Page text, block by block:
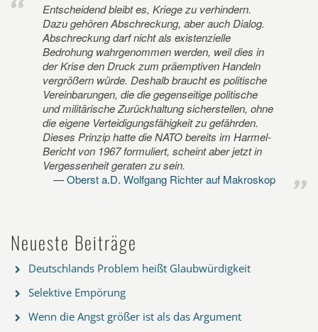
Entscheidend bleibt es, Kriege zu verhindern.
Dazu gehören Abschreckung, aber auch Dialog.
Abschreckung darf nicht als existenzielle
Bedrohung wahrgenommen werden, weil dies in
der Krise den Druck zum präemptiven Handeln
vergrößern würde. Deshalb braucht es politische
Vereinbarungen, die die gegenseitige politische
und militärische Zurückhaltung sicherstellen, ohne
die eigene Verteidigungsfähigkeit zu gefährden.
Dieses Prinzip hatte die NATO bereits im Harmel-
Bericht von 1967 formuliert, scheint aber jetzt in
Vergessenheit geraten zu sein.
Oberst a.D. Wolfgang Richter auf Makroskop
Neueste Beiträge
Deutschlands Problem heißt Glaubwürdigkeit
Selektive Empörung
Wenn die Angst größer ist als das Argument